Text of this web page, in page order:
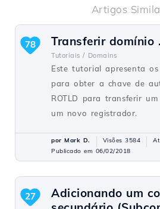
Artigos
Transferir domínio
Tutoriais / Domains
Este tutorial apresenta os
para obter a chave de
ROTLD para transferir
um novo registrador.
78
por Mark D. Visões 3584
Publicado em 06/02/2018
Adicionando um
27